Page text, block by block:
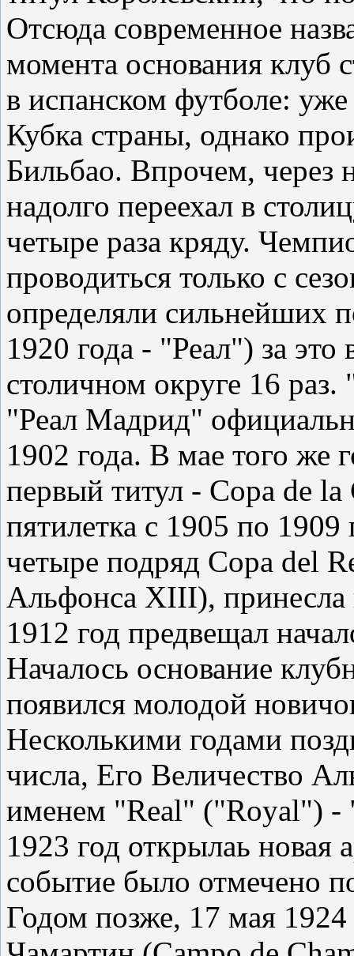
Отсюда современное
момента основания клуб
в испанском футболе:
Кубка страны, однако
Бильбао. Впрочем, через
надолго переехал в
четыре раза кряду.
проводиться только с
определяли сильнейших
1920 года - "Реал") за это
столичном округе 16
"Реал Мадрид"
1902 года. В мае того же
первый титул - Copa de
пятилетка с 1905 по
четыре подряд Copa del
Альфонса XIII), принесла
1912 год предвещал
Началось основание
появился молодой
Несколькими годами
числа, Его Величество
именем "Real" ("Royal") -
1923 год открылаь
событие было отмечено
Годом позже, 17 мая